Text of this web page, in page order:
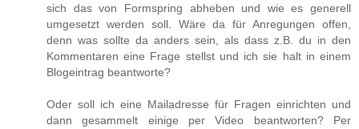
sich das von Formspring abheben und wie es generell
umgesetzt werden soll. Wäre da für Anregungen offen,
denn was sollte da anders sein, als dass z.B. du in den
Kommentaren eine Frage stellst und ich sie halt in einem
Blogeintrag beantworte?
Oder soll ich eine Mailadresse für Fragen einrichten und
dann gesammelt einige per Video beantworten? Per